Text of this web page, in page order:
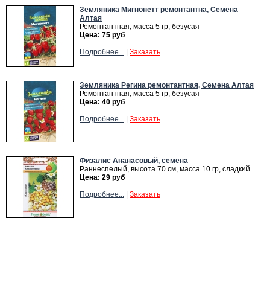
Земляника Мигнонетт ремонтантна, Семена
Алтая
Ремонтантная, масса 5 гр, безусая
Цена: 75 руб
Подробнее...
Заказать
Земляника Регина ремонтантная, Семена Алтая
Ремонтантная, масса 5 гр, безусая
Цена: 40 руб
Подробнее...
Заказать
Физалис Ананасовый, семена
Раннеспелый, высота 70 см, масса 10 гр, сладкий
Цена: 29 руб
Подробнее...
Заказать